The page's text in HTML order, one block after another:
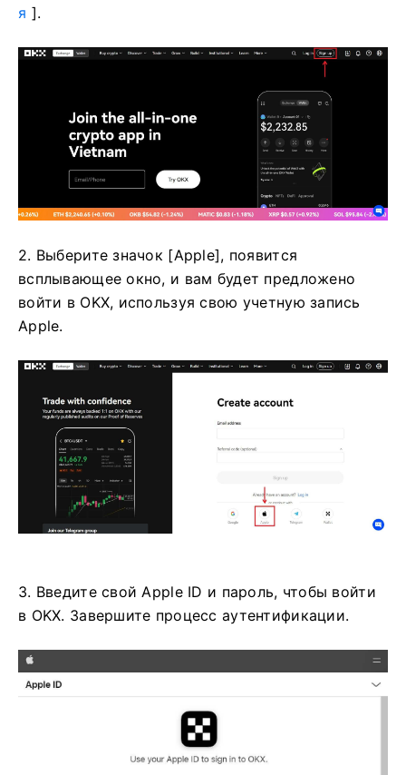
я ].
2. Выберите значок [Apple], появится
всплывающее окно, и вам будет предложено
войти в OKX, используя свою учетную запись
Apple.
3. Введите свой Apple ID и пароль, чтобы войти
в OKX. Завершите процесс аутентификации.